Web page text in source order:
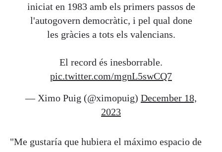
iniciat en 1983 amb els primers passos de
l'autogovern democràtic, i pel qual done
les gràcies a tots els valencians.
El record és inesborrable.
pic.twitter.com/mgnL5swCQ7
— Ximo Puig (@ximopuig) December 18,
2023
"Me gustaría que hubiera el máximo espacio de